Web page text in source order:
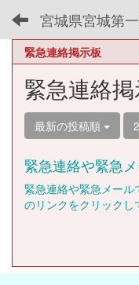
宮城県宮城第
緊急連絡掲示板
緊急連絡
最新の投稿順
緊急連絡や緊急
緊急連絡や緊急メール
のリンクをクリックし